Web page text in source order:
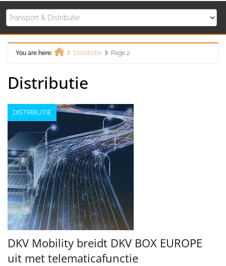
You are here:
Distributie Page 2
Distributie
DISTRIBUTIE
DKV Mobility breidt DKV BOX EUROPE
uit met telematicafunctie